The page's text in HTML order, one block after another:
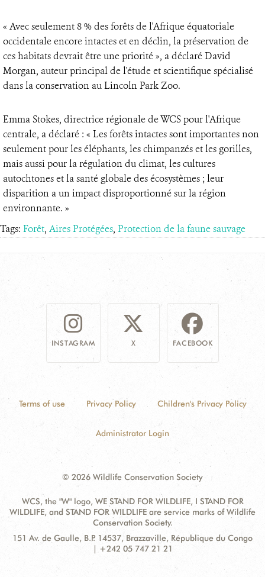
« Avec seulement 8 % des forêts de l'Afrique équatoriale
occidentale encore intactes et en déclin, la préservation de
ces habitats devrait être une priorité », a déclaré David
Morgan, auteur principal de l'étude et scientifique spécialisé
dans la conservation au Lincoln Park Zoo.
Emma Stokes, directrice régionale de WCS pour l'Afrique
centrale, a déclaré : « Les forêts intactes sont importantes non
seulement pour les éléphants, les chimpanzés et les gorilles,
mais aussi pour la régulation du climat, les cultures
autochtones et la santé globale des écosystèmes ; leur
disparition a un impact disproportionné sur la région
environnante. »
Tags: Forêt, Aires Protégées, Protection de la faune sauvage
INSTAGRAM X FACEBOOK
Terms of use Privacy Policy Children's Privacy Policy
Administrator Login
© 2026 Wildlife Conservation Society
WCS, the "W" logo, WE STAND FOR WILDLIFE, I STAND FOR
WILDLIFE, and STAND FOR WILDLIFE are service marks of Wildlife
Conservation Society.
Contact
Address:
151 Av. de Gaulle, B.P. 14537, Brazzaville, République du Congo
| +242 05 747 21 21